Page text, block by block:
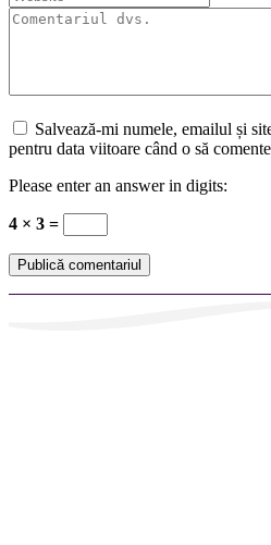
Salvează-mi numele, emailul și
pentru data viitoare când o să
Please enter an answer in digits:
4 × 3 =